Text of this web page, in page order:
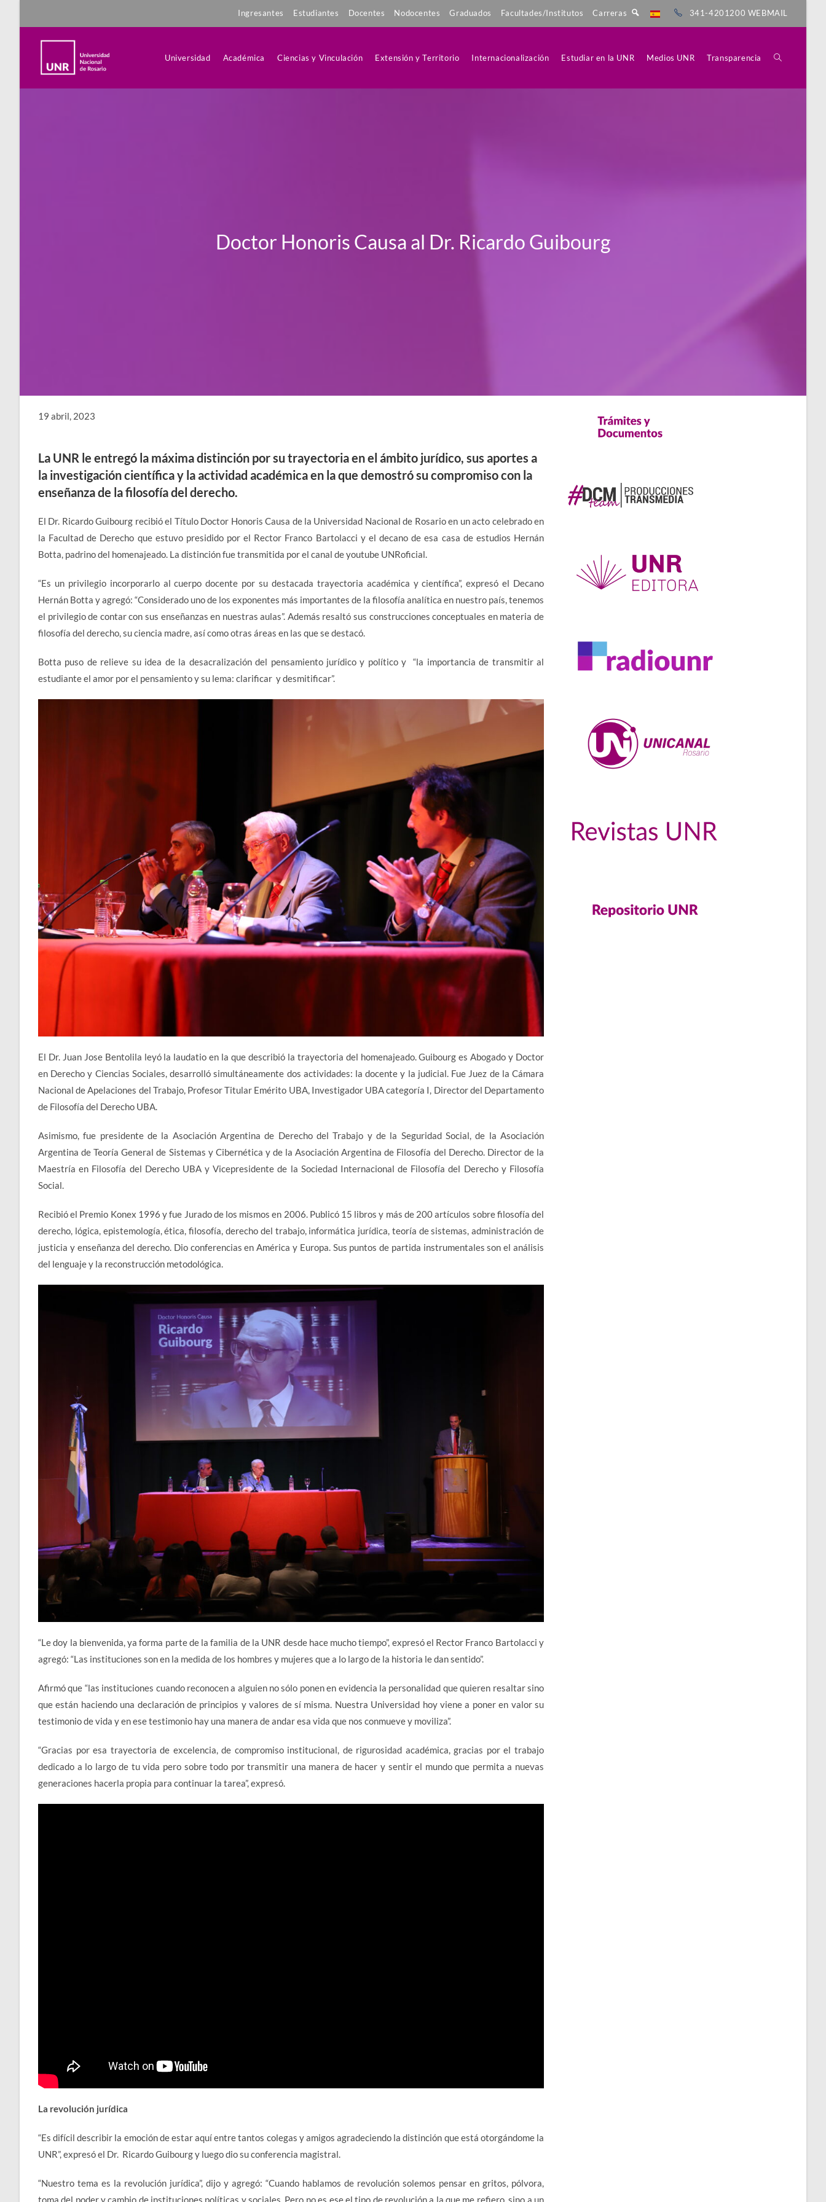
Ingresantes Estudiantes Docentes Nodocentes Graduados Facultades/Institutos Carreras 341-4201200 WEBMAIL
Universidad Académica Ciencias y Vinculación Extensión y Territorio Internacionalización Estudiar en la UNR Medios UNR Transparencia
Doctor Honoris Causa al Dr. Ricardo Guibourg
19 abril, 2023
La UNR le entregó la máxima distinción por su trayectoria en el ámbito jurídico, sus aportes a
la investigación científica y la actividad académica en la que demostró su compromiso con la
enseñanza de la filosofía del derecho.
El Dr. Ricardo Guibourg recibió el Título Doctor Honoris Causa de la Universidad Nacional de Rosario en un acto celebrado en
la Facultad de Derecho que estuvo presidido por el Rector Franco Bartolacci y el decano de esa casa de estudios Hernán
Botta, padrino del homenajeado. La distinción fue transmitida por el canal de youtube UNRoficial.
“Es un privilegio incorporarlo al cuerpo docente por su destacada trayectoria académica y científica”, expresó el Decano
Hernán Botta y agregó: “Considerado uno de los exponentes más importantes de la filosofía analítica en nuestro país, tenemos
el privilegio de contar con sus enseñanzas en nuestras aulas”. Además resaltó sus construcciones conceptuales en materia de
filosofía del derecho, su ciencia madre, así como otras áreas en las que se destacó.
Botta puso de relieve su idea de la desacralización del pensamiento jurídico y político y “la importancia de transmitir al
estudiante el amor por el pensamiento y su lema: clarificar y desmitificar”.
El Dr. Juan Jose Bentolila leyó la laudatio en la que describió la trayectoria del homenajeado. Guibourg es Abogado y Doctor
en Derecho y Ciencias Sociales, desarrolló simultáneamente dos actividades: la docente y la judicial. Fue Juez de la Cámara
Nacional de Apelaciones del Trabajo, Profesor Titular Emérito UBA, Investigador UBA categoría I, Director del Departamento
de Filosofía del Derecho UBA.
Asimismo, fue presidente de la Asociación Argentina de Derecho del Trabajo y de la Seguridad Social, de la Asociación
Argentina de Teoría General de Sistemas y Cibernética y de la Asociación Argentina de Filosofía del Derecho. Director de la
Maestría en Filosofía del Derecho UBA y Vicepresidente de la Sociedad Internacional de Filosofía del Derecho y Filosofía
Social.
Recibió el Premio Konex 1996 y fue Jurado de los mismos en 2006. Publicó 15 libros y más de 200 artículos sobre filosofía del
derecho, lógica, epistemología, ética, filosofía, derecho del trabajo, informática jurídica, teoría de sistemas, administración de
justicia y enseñanza del derecho. Dio conferencias en América y Europa. Sus puntos de partida instrumentales son el análisis
del lenguaje y la reconstrucción metodológica.
“Le doy la bienvenida, ya forma parte de la familia de la UNR desde hace mucho tiempo”, expresó el Rector Franco Bartolacci y
agregó: “Las instituciones son en la medida de los hombres y mujeres que a lo largo de la historia le dan sentido”.
Afirmó que “las instituciones cuando reconocen a alguien no sólo ponen en evidencia la personalidad que quieren resaltar sino
que están haciendo una declaración de principios y valores de sí misma. Nuestra Universidad hoy viene a poner en valor su
testimonio de vida y en ese testimonio hay una manera de andar esa vida que nos conmueve y moviliza”.
“Gracias por esa trayectoria de excelencia, de compromiso institucional, de rigurosidad académica, gracias por el trabajo
dedicado a lo largo de tu vida pero sobre todo por transmitir una manera de hacer y sentir el mundo que permita a nuevas
generaciones hacerla propia para continuar la tarea”, expresó.
La revolución jurídica
“Es difícil describir la emoción de estar aquí entre tantos colegas y amigos agradeciendo la distinción que está otorgándome la
UNR”, expresó el Dr. Ricardo Guibourg y luego dio su conferencia magistral.
“Nuestro tema es la revolución jurídica”, dijo y agregó: “Cuando hablamos de revolución solemos pensar en gritos, pólvora,
toma del poder y cambio de instituciones políticas y sociales. Pero no es ese el tipo de revolución a la que me refiero sino a un